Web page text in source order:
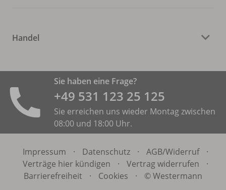
Handel
Sie haben eine Frage?
+49 531 ­123 25 125
Sie erreichen uns wieder Montag zwischen
08:00 und 18:00 Uhr.
Impressum · Datenschutz · AGB/Widerruf
·
Verträge hier kündigen
· Vertrag widerrufen
·
Barrierefreiheit
· Cookies · © Westermann